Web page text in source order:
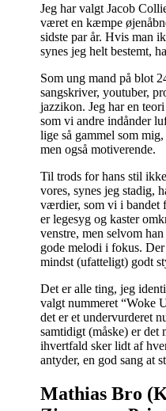
Jeg har valgt Jacob
været en kæmpe
sidste par år. Hvis man
synes jeg helt bestemt,
Som ung mand på blot
sangskriver, youtuber,
jazzikon. Jeg har en
som vi andre indånder
lige så gammel som
men også motiverende.
Til trods for hans stil
vores, synes jeg stadig,
værdier, som vi i bandet
er legesyg og kaster
venstre, men selvom
gode melodi i fokus.
mindst (ufatteligt) godt
Det er alle ting, jeg
valgt nummeret “Woke
det er et undervurderet
samtidigt (måske) er det
ihvertfald sker lidt af
antyder, en god sang at
Mathias Bro